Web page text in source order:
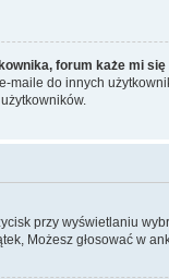
forum każe mi
maile do innych
przy wyświetlaniu
Możesz głosować w